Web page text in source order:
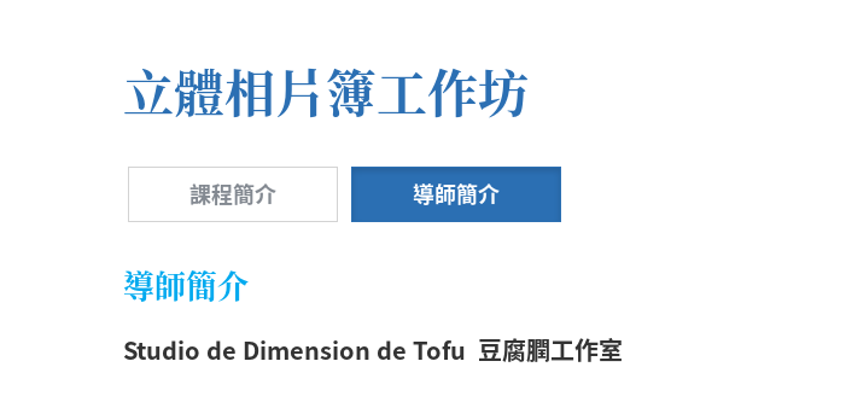
立體相片簿工作坊
課程簡介 導師簡介
導師簡介
Studio de Dimension de Tofu 豆腐膶工作室